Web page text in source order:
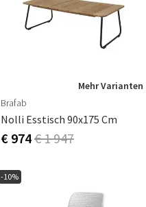
Mehr Varianten
Brafab
Nolli Esstisch 90x175 Cm
€ 974€ 1 947
-10%